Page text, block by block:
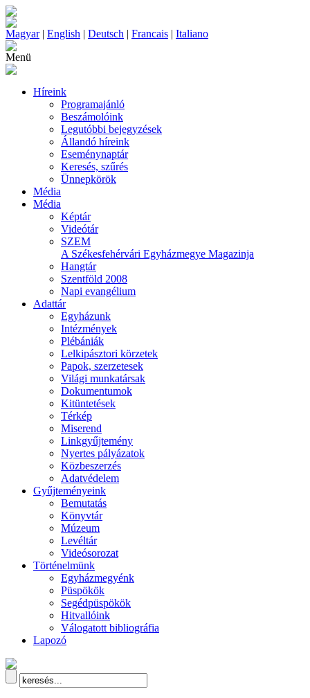
Magyar| English | Deutsch | Francais | Italiano
Menü
Híreink
Programajánló
Beszámolóink
Legutóbbi bejegyzések
Állandó híreink
Eseménynaptár
Keresés, szűrés
Ünnepkörök
Média
Média
Képtár
Videótár
SZEM
A Székesfehérvári Egyházmegye Magazinja
Hangtár
Szentföld 2008
Napi evangélium
Adattár
Egyházunk
Intézmények
Plébániák
Lelkipásztori körzetek
Papok, szerzetesek
Világi munkatársak
Dokumentumok
Kitüntetések
Térkép
Miserend
Linkgyűjtemény
Nyertes pályázatok
Közbeszerzés
Adatvédelem
Gyűjteményeink
Bemutatás
Könyvtár
Múzeum
Levéltár
Videósorozat
Történelmünk
Egyházmegyénk
Püspökök
Segédpüspökök
Hitvallóink
Válogatott bibliográfia
Lapozó